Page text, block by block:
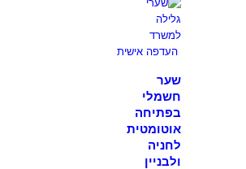
שער
חשמלי
בפתיחה
אוטומטית
לחניה
ולבניין